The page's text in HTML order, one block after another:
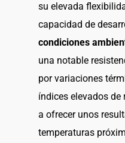
su elevada
capacidad de
condiciones
una notable
por variaciones
índices elevados
a ofrecer unos
temperaturas